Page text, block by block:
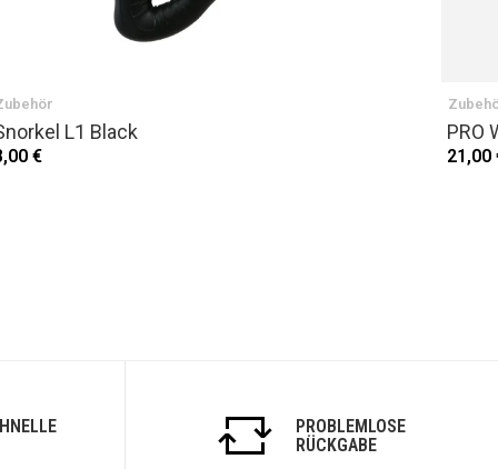
L1 Black
€
PRO
21,00
PROBLEMLOSE
RÜCKGABE